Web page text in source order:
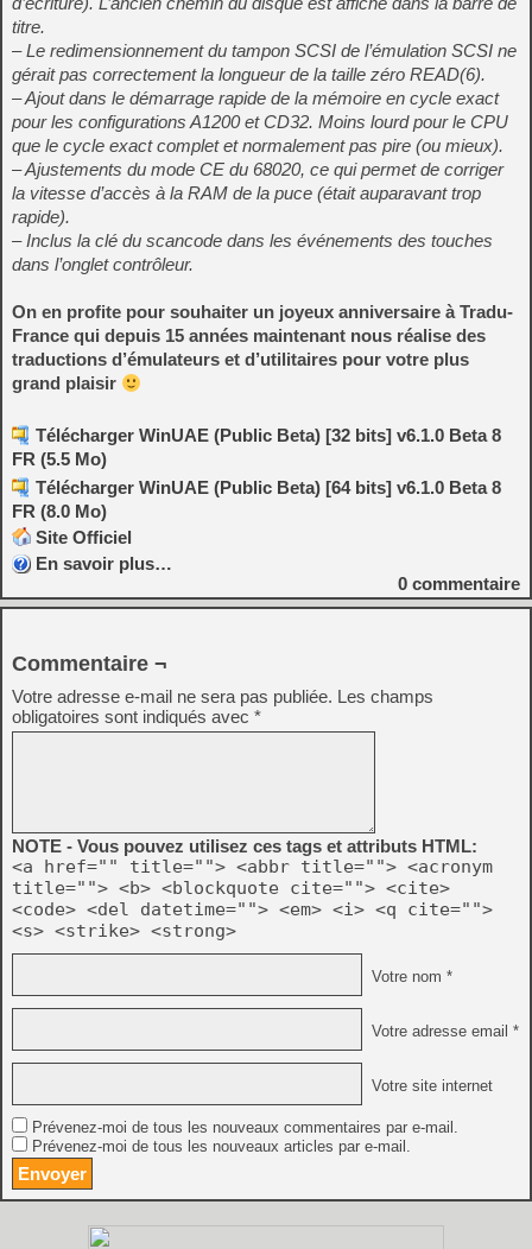
titre.
– Le redimensionnement du tampon SCSI de l’émulation SCSI ne
gérait pas correctement la longueur de la taille zéro READ(6).
– Ajout dans le démarrage rapide de la mémoire en cycle exact
pour les configurations A1200 et CD32. Moins lourd pour le CPU
que le cycle exact complet et normalement pas pire (ou mieux).
– Ajustements du mode CE du 68020, ce qui permet de corriger
la vitesse d’accès à la RAM de la puce (était auparavant trop
rapide).
– Inclus la clé du scancode dans les événements des touches
dans l’onglet contrôleur.
On en profite pour souhaiter un joyeux anniversaire à Tradu-
France qui depuis 15 années maintenant nous réalise des
traductions d’émulateurs et d’utilitaires pour votre plus
grand plaisir
Télécharger WinUAE (Public Beta) [32 bits] v6.1.0 Beta 8
FR (5.5 Mo)
Télécharger WinUAE (Public Beta) [64 bits] v6.1.0 Beta 8
FR (8.0 Mo)
Site Officiel
En savoir plus…
0 commentaire
Commentaire ¬
Votre adresse e-mail ne sera pas publiée. Les champs
obligatoires sont indiqués avec *
NOTE - Vous pouvez utilisez ces tags et attributs HTML:
<a href="" title=""> <abbr title=""> <acronym
title=""> <b> <blockquote cite=""> <cite>
<code> <del datetime=""> <em> <i> <q cite="">
<s> <strike> <strong>
Votre nom *
Votre adresse email *
Votre site internet
Prévenez-moi de tous les nouveaux commentaires par e-mail.
Prévenez-moi de tous les nouveaux articles par e-mail.